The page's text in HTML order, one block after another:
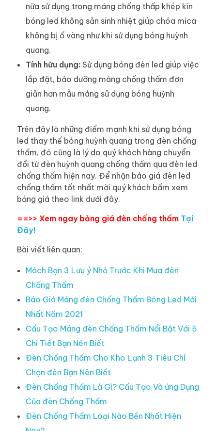
nữa sử dụng trong máng chống thấp khép kín
bóng led không sản sinh nhiệt giúp chóa mica
không bị ố vàng như khi sử dụng bóng huỳnh
quang.
Tính hữu dụng: Sử dụng bóng đèn led giúp việc
lắp đặt, bảo dưỡng máng chống thấm đơn
giản hơn mẫu máng sử dụng bóng huỳnh
quang.
Trên đây là những điểm mạnh khi sử dụng bóng
led thay thế bóng huỳnh quang trong đèn chống
thấm, đó cũng là lý do quý khách hàng chuyển
đổi từ đèn huỳnh quang chống thấm qua đèn led
chống thấm hiện nay. Để nhận báo giá đèn led
chống thấm tốt nhất mời quý khách bấm xem
bảng giá theo link dưới đây.
==>> Xem ngay bảng giá đèn chống thấm Tại
Đây!
Bài viết liên quan:
Mách Bạn 3 Lưu ý Nhỏ Trước Khi Mua đèn
Chống Thấm
Báo Giá Máng đèn Chống Thấm Bóng Led Mới
Nhất Năm 2021
Cấu Tạo Máng đèn Chống Thấm Nổi Bật Với 5
Chi Tiết Bạn Nên Biết
Đèn Chống Thấm Cho Kho Lạnh 3 Tiêu Chí
Chọn đèn Bạn Nên Biết
Đèn Chống Thấm Là Gì? Cấu Tạo Và ứng Dụng
Của đèn Chống Thấm
Đèn Chống Thấm Loại Nào Bền Nhất Hiện